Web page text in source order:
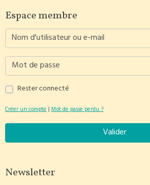
Espace membre
Rester connecté
Créer un compte|Mot de passe perdu ?
Valider
Newsletter